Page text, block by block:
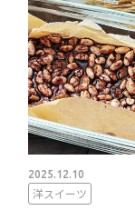
2025.12.10
洋スイーツ